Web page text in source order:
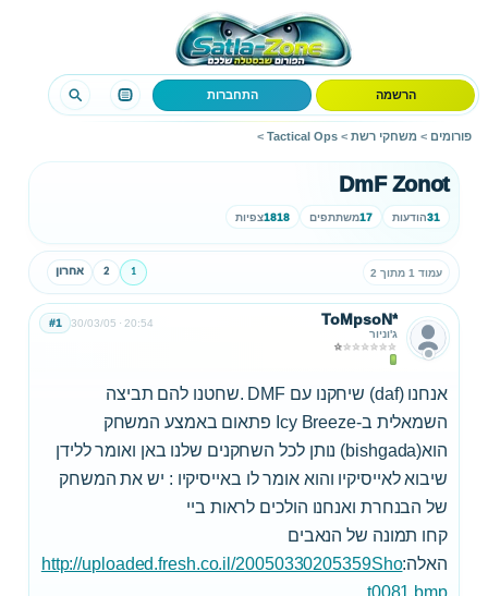
הרשמה התחברות
פורומים > משחקי רשת >
Tactical Ops
>
DmF Zonot
31הודעות 17משתתפים 1818צפיות
עמוד 1 מתוך 2 1
2 אחרון
ToMpsoN*
ג'וניור
30/03/05 20:54
#1
אנחנו (daf) שיחקנו עם DMF .שחטנו להם תביצה
השמאלית ב-Icy Breeze פתאום באמצע המשחק
הוא(bishgada) נותן לכל השחקנים שלנו באן ואומר ללידן
שיבוא לאייסיקיו והוא אומר לו באייסיקיו : יש את המשחק
של הבנחרת ואנחנו הולכים לראות ביי
קחו תמונה של הנאבים
האלה:http://uploaded.fresh.co.il/20050330205359Sho
t0081.bmp